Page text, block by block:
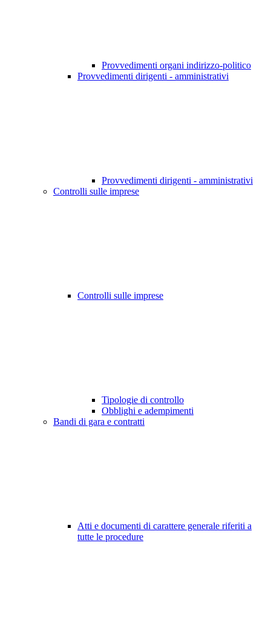
Provvedimenti organi indirizzo-politico
Provvedimenti dirigenti - amministrativi
Provvedimenti dirigenti - amministrativi
Controlli sulle imprese
Controlli sulle imprese
Tipologie di controllo
Obblighi e adempimenti
Bandi di gara e contratti
Atti e documenti di carattere generale riferiti a
tutte le procedure